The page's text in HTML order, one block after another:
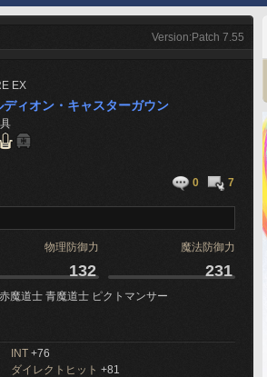
Version:Patch 7.55
EX
ディオン・キャスターガウン
0 7
物理防御力 魔法防御力
132 231
魔道士 青魔道士 ピクトマンサー
INT +76
ダイレクトヒット +81